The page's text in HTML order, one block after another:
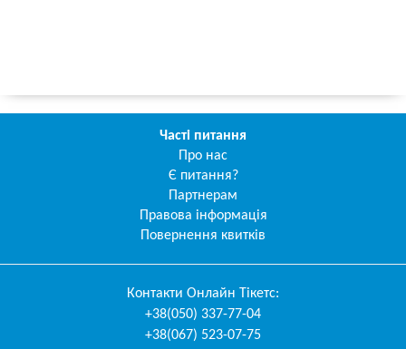
Часті питання
Про нас
Є питання?
Партнерам
Правова інформація
Повернення квитків
Контакти Онлайн Тікетс:
+38(050) 337-77-04
+38(067) 523-07-75